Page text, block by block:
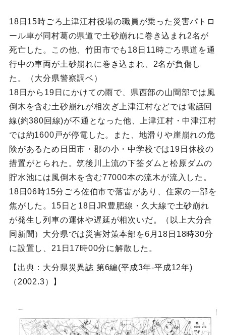
18日15時ごろ上津江村役場の職員が乗った災害パトロ
ール車が同村葛の県道で土砂崩れに巻き込まれ2名が
死亡した。この他、竹田市でも18日11時ごろ県道を通
行中の車両が土砂崩れに巻き込まれ、2名が負傷し
た。（大分県警察調ベ）
18日から19日にかけての雨で、県西部の山間部では風
倒木を含む土砂崩れが相次ぎ上津江村などでは電話回
線(約380回線)が不通となった他、上津江村・中津江村
では約1600戸が停電した。また、地滑りや崖崩れの危
険があるため日田市・郡の小・中学校では19日休校の
措置がとられた。筑後川上流の下筌ダムと松原ダムの
貯水池には風倒木を含む77000本の流木が流入した。
18日06時15分ごろ佐伯市で落雷があり、住家の一部を
焦がした。15日と18日JR豊肥線・久大線で土砂崩れ
が発生し列車の運休や遅延が相次いだ。（以上大分合
同新聞）大分県では災害対策本部を6月18日18時30分
に設置し、21日17時00分に解散した。
【出典：大分県災異誌 第6編(平成3年-平成12年)
（2002.3）】